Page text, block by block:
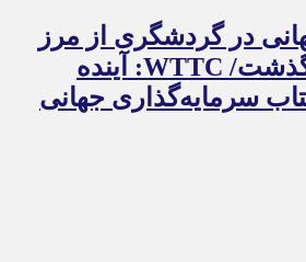
در گردشگری از مرز
یک تریلیون دلار گذشت/ WTTC: آینده
سرمایه‌گذاری جهانی